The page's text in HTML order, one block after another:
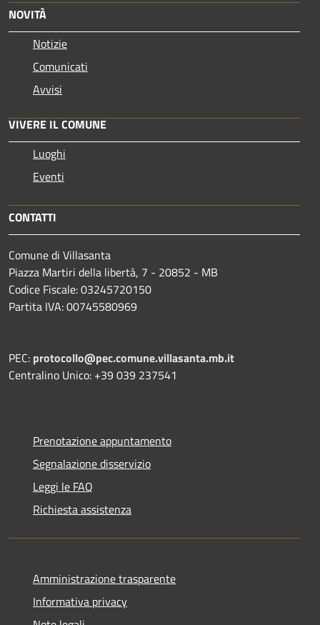
NOVITÀ
Notizie
Comunicati
Avvisi
VIVERE IL COMUNE
Luoghi
Eventi
CONTATTI
Comune di Villasanta
Piazza Martiri della libertà, 7 - 20852 - MB
Codice Fiscale: 03245720150
Partita IVA: 00745580969
PEC: protocollo@pec.comune.villasanta.mb.it
Centralino Unico: +39 039 237541
Prenotazione appuntamento
Segnalazione disservizio
Leggi le FAQ
Richiesta assistenza
Amministrazione trasparente
Informativa privacy